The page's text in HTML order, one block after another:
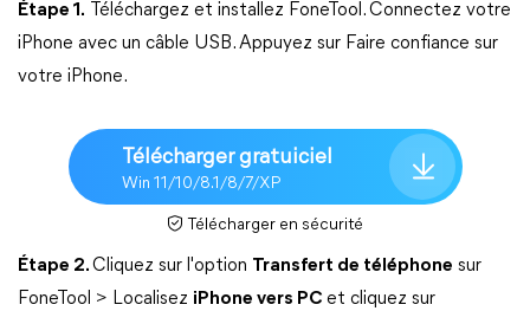
Étape 1. Téléchargez et installez FoneTool. Connectez votre
iPhone avec un câble USB. Appuyez sur Faire confiance sur
votre iPhone.
Télécharger gratuiciel
Win 11/10/8.1/8/7/XP
Télécharger en sécurité
Étape 2.Cliquez sur l'option Transfert de téléphone sur
FoneTool > Localisez iPhone vers PC et cliquez sur